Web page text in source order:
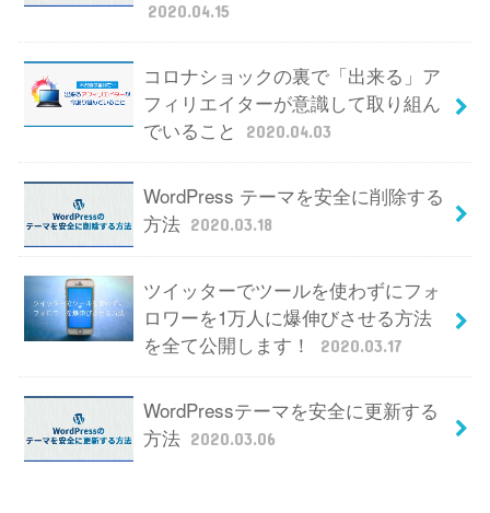
2020.04.15
コロナショックの裏で「出来る」ア
フィリエイターが意識して取り組ん
でいること
2020.04.03
WordPress テーマを安全に削除する
方法 2020.03.18
ツイッターでツールを使わずにフォ
ロワーを1万人に爆伸びさせる方法
を全て公開します！
2020.03.17
WordPressテーマを安全に更新する
方法 2020.03.06